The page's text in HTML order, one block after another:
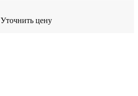
Уточнить цену